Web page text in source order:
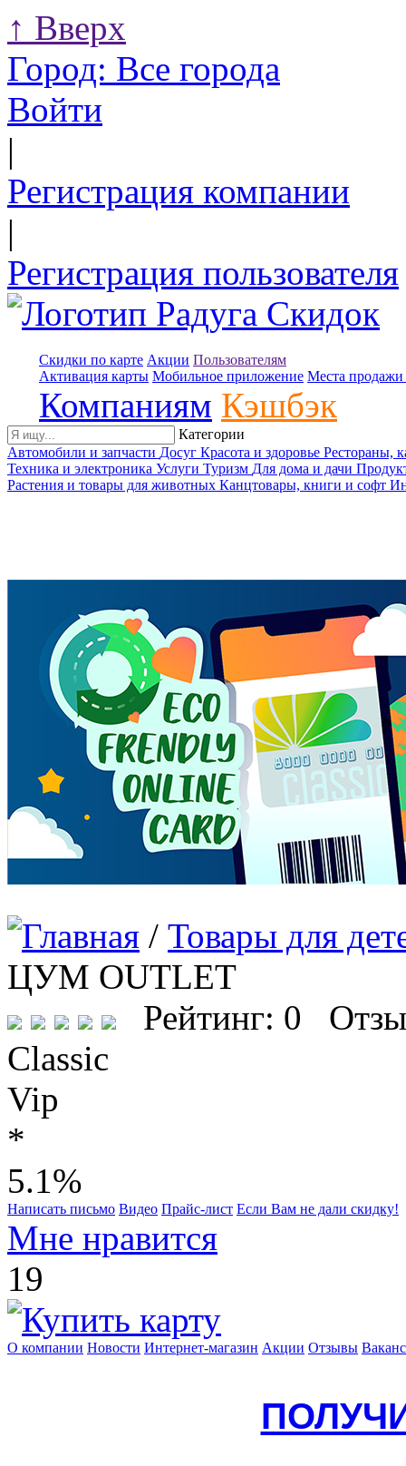
↑ Вверх
Город: Все города
Войти
|
Регистрация компании
|
Регистрация пользователя
Скидки по карте Акции Пользователям
Активация карты Мобильное приложение Места продажи
Компаниям Кэшбэк
Категории
Автомобили и запчасти Досуг Красота и здоровье Рестораны,
Техника и электроника Услуги Туризм Для дома и дачи
Растения и товары для животных Канцтовары, книги и софт
/ Товары для
ЦУМ OUTLET
Рейтинг: 0
Classic
Vip
*
5.1%
Написать письмо Видео Прайс-лист Если Вам не дали скидку!
Мне нравится
19
О компании Новости Интернет-магазин Акции Отзывы